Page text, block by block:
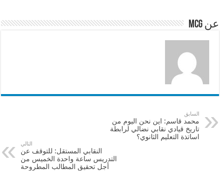
o
k
p
عن mcg
السابق
محمد قاسم: اين نحن اليوم من
تاريخ قيادي نقابي نضالي لرابطة
اساتذة التعليم الثانوي؟
التالي
النقابي المستقل: للتوقف عن
التدريس ساعة واحدة الخميس من
أجل تحقيق المطالب المطروحة